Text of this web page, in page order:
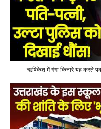
ऋषिकेश में गंगा किनारे यह करते